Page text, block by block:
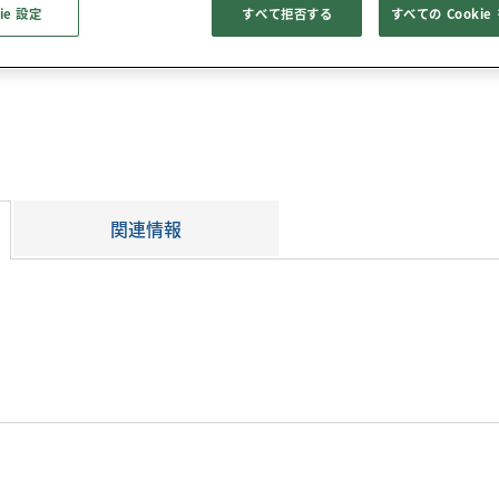
3D CADデータ
関連情報
すべて拒否する すべての Cookie
設定